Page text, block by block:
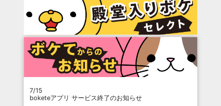
7/15
boketeアプリ サービス終了のお知らせ